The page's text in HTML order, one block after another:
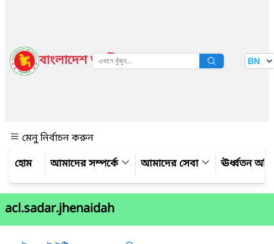
বাংলাদেশ জাতীয় তথ্য বাতায়ন BN
মেনু নির্বাচন করুন
আমাদের সম্পর্কে
আমাদের সেবা ঊর্ধ্বতন
acl.sadar.jhenaidah